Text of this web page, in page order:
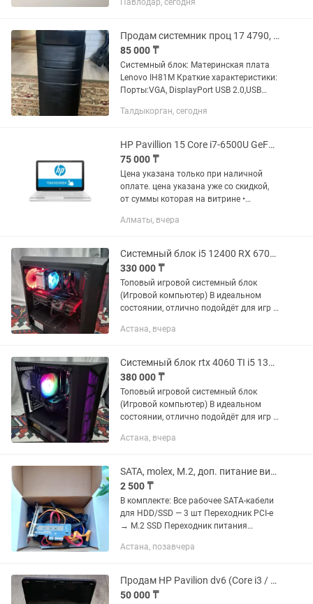
Толщина 9,5 и 12,7 мм. В комплекте –
Павлодар, сегодня
Продам системник проц 17 4790, озу 2x8Gb, БП 550W
85 000 ₸
Системный блок: Материнская плата
Lenovo IH81M Краткие характеристики:
Порты:VGA, DisplayPort USB 2.0,USB
Тип памяти:DDR3Memory X2 Слоты
Талдыкорган, сегодня
HP Pavillion 15 Core i7-6500U GeForce 940M HDD 1Tb Магазин Red Geek
75 000 ₸
Цена указана только при наличной
оплате. цена указана уже со скидкой,
от суммы которая на витрине •
Гарантия-30 дней • Официальный HP
Алматы, вчера
Системный блок i5 12400 RX 6700XT (rtx 4060) Игровой компьютер
330 000 ₸
Топовый игровой системный блок
(Игровой компьютер) В идеальном
состоянии, отлично подойдёт для игр и
Характеристики: Процессор: intel i5
Астана, вчера
Системный блок rtx 4060 TI i5 13400 игровой компьютер 16 gb
380 000 ₸
Топовый игровой системный блок
(Игровой компьютер) В идеальном
состоянии, отлично подойдёт для игр и
Характеристики: Процессор: intel i5
Астана, вчера
SATA, molex, M.2, доп. питание видеокарты VGA/USB
2 500 ₸
В комплекте: Все рабочее SATA-кабели
для HDD/SSD — 3 шт Переходник PCI-e
→ M.2 SSD Переходник питания
Переходники molex → SATA (питание)
Астана, позавчера
Продам HP Pavilion dv6 (Core i3 / Radeon HD 6770M 2GB / Beats Audio)
50 000 ₸